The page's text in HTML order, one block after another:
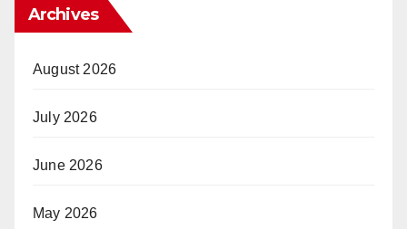
Archives
August 2026
July 2026
June 2026
May 2026